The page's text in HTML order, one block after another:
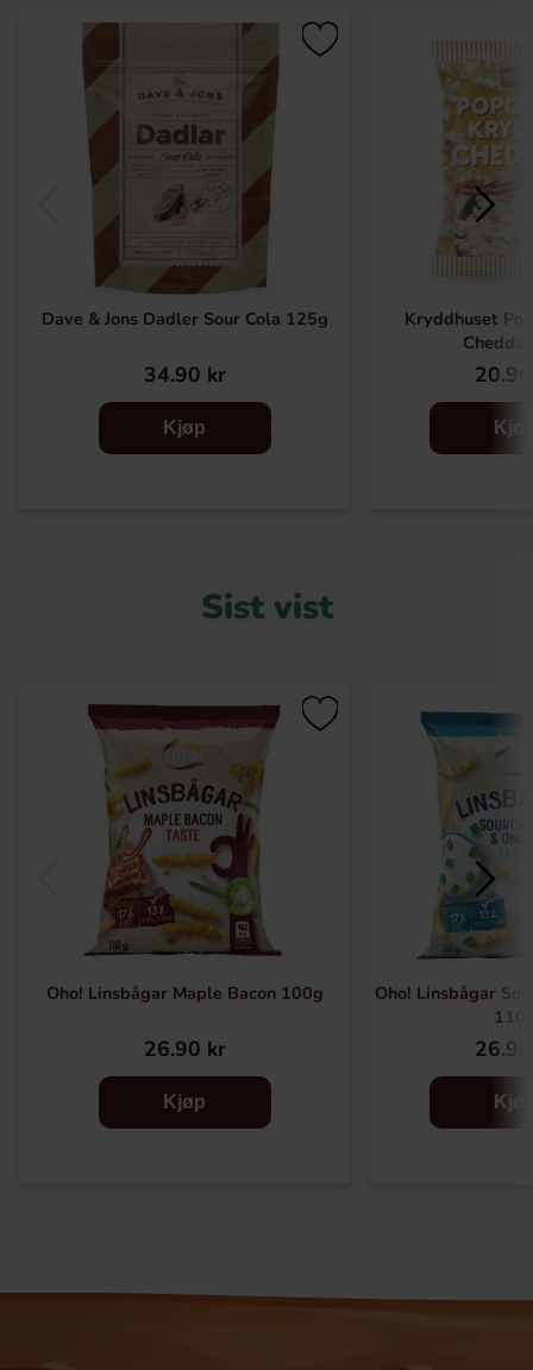
Dave & Jons Dadler Sour Cola 125g
34.90 kr
Kjøp
Kryddhuset
Sist vist
Oho! Linsbågar Maple Bacon 100g
26.90 kr
Kjøp
Oho! Linsbågar